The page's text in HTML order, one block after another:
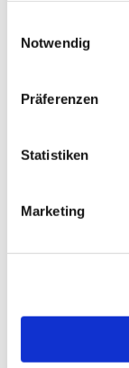
Notwendig
Präferenzen
Statistiken
Marketing